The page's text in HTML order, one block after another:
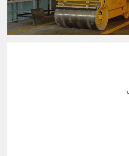
09194198792
شروع گفتگو
@Armteam_admin_33